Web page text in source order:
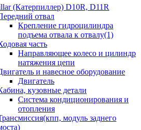
(Катерпиллер) D10R, D11R
отвал
Крепление гидроцилиндра
подъема отвала к отвалу(1)
часть
Направляющее колесо и цилиндр
натяжения цепи
и навесное оборудование
Двигатель
кузовные детали
Система кондиционирования и
отопления
модуль заднего